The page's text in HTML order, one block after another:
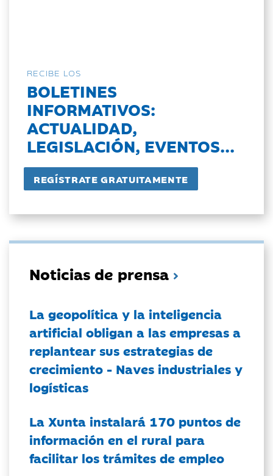
RECIBE LOS
BOLETINES
INFORMATIVOS:
ACTUALIDAD,
LEGISLACIÓN, EVENTOS...
Noticias de prensa
La geopolítica y la inteligencia
artificial obligan a las empresas a
replantear sus estrategias de
crecimiento - Naves industriales y
logísticas
La Xunta instalará 170 puntos de
información en el rural para
facilitar los trámites de empleo